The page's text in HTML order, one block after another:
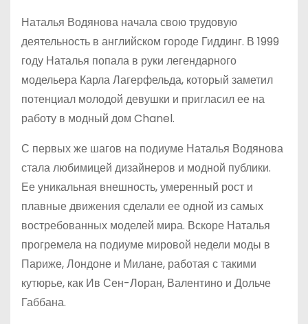
Наталья Водянова начала свою трудовую
деятельность в английском городе Гиддинг. В 1999
году Наталья попала в руки легендарного
модельера Карла Лагерфельда, который заметил
потенциал молодой девушки и пригласил ее на
работу в модный дом Chanel.
С первых же шагов на подиуме Наталья Водянова
стала любимицей дизайнеров и модной публики.
Ее уникальная внешность, умеренный рост и
плавные движения сделали ее одной из самых
востребованных моделей мира. Вскоре Наталья
прогремела на подиуме мировой недели моды в
Париже, Лондоне и Милане, работая с такими
кутюрье, как Ив Сен-Лоран, Валентино и Дольче
Габбана.